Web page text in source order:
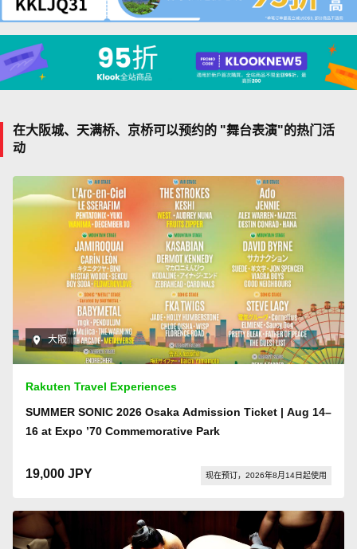
在大阪城、天满桥、京桥可以预约的 "舞台表演"的热门活
动
大阪
Rakuten Travel Experiences
SUMMER SONIC 2026 Osaka Admission Ticket | Aug 14–
16 at Expo ’70 Commemorative Park
19,000 JPY 现在预订，2026年8月14日起使用